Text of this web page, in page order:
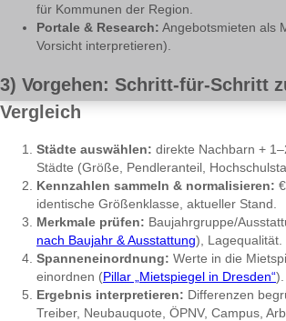
für Kommunen der Region.
Portale & Research: Angebotsmieten als
Vorsicht interpretieren).
3) Vorgehen: Schritt-für-Schritt
Vergleich
Städte auswählen: direkte Nachbarn +
Städte (Größe, Pendleranteil,
Kennzahlen sammeln & normalisieren:
identische Größenklasse, aktueller Stand.
Merkmale prüfen: Baujahrgruppe/
nach Baujahr & Ausstattung), Lagequalität.
Spanneneinordnung: Werte in die
einordnen (Pillar „Mietspiegel in Dresden“).
Ergebnis interpretieren: Differenzen
Treiber, Neubauquote, ÖPNV, Campus,